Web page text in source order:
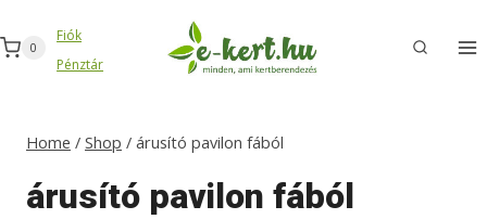
to
content
0
Fiók
Pénztár
Home / Shop / árusító pavilon fából
árusító pavilon fából